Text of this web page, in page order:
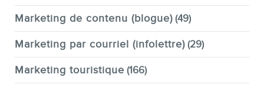
Marketing de contenu (blogue) (49)
Marketing par courriel (infolettre) (29)
Marketing touristique (166)